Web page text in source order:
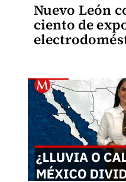
Nuevo León
ciento de